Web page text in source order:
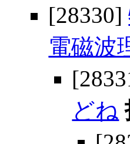
[28330]
電磁波
どね